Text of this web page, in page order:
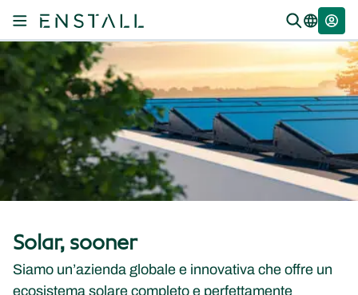
Solar, sooner
Siamo un’azienda globale e innovativa che offre un
ecosistema solare completo e perfettamente